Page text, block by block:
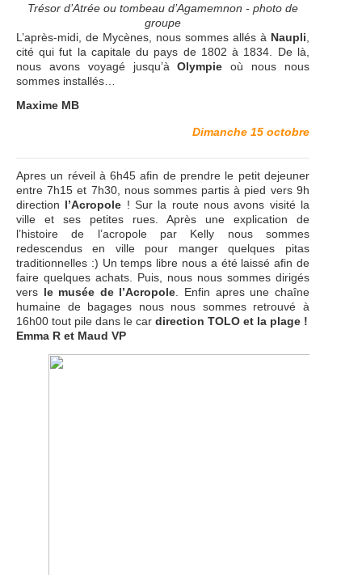
Trésor d’Atrée ou tombeau d’Agamemnon - photo de
groupe
L’après-midi, de Mycènes, nous sommes allés à Naupli
cité qui fut la capitale du pays de 1802 à 1834. De là,
nous avons voyagé jusqu’àOlympie où nous nous
sommes installés…
Maxime MB
Dimanche 15 octobre
Apres un réveil à 6h45 afin de prendre le petit dejeuner
entre 7h15 et 7h30, nous sommes partis à pied vers 9h
direction l’Acropole ! Sur la route nous avons visité la
ville et ses petites rues. Après une explication de
l’histoire de l’acropole par Kelly nous sommes
redescendus en ville pour manger quelques pitas
traditionnelles :) Un temps libre nous a été laissé afin de
faire quelques achats. Puis, nous nous sommes dirigés
vers le musée de l’Acropole . Enfin apres une chaîne
humaine de bagages nous nous sommes retrouvé à
16h00 tout pile dans le car direction TOLO et la plage !
Emma R et Maud VP